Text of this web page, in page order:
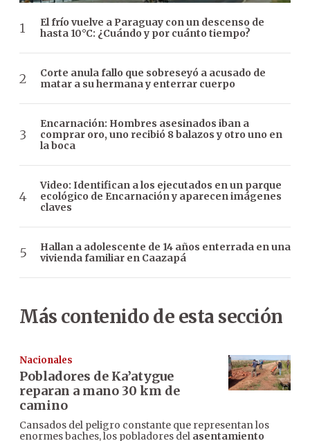
El frío vuelve a Paraguay con un descenso de
hasta 10°C: ¿Cuándo y por cuánto tiempo?
Corte anula fallo que sobreseyó a acusado de
matar a su hermana y enterrar cuerpo
Encarnación: Hombres asesinados iban a
comprar oro, uno recibió 8 balazos y otro uno en
la boca
Video: Identifican a los ejecutados en un parque
ecológico de Encarnación y aparecen imágenes
claves
Hallan a adolescente de 14 años enterrada en una
vivienda familiar en Caazapá
Más contenido de esta sección
Nacionales
Pobladores de Ka’atygue
reparan a mano 30 km de
camino
Cansados del peligro constante que representan los
enormes baches, los pobladores del asentamiento